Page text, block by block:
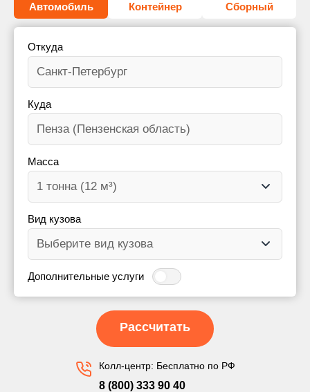
Автомобиль Контейнер Сборный
Откуда
Куда
Масса
Вид кузова
Дополнительные услуги
Рассчитать
Колл-центр: Бесплатно по РФ
8 (800) 333 90 40